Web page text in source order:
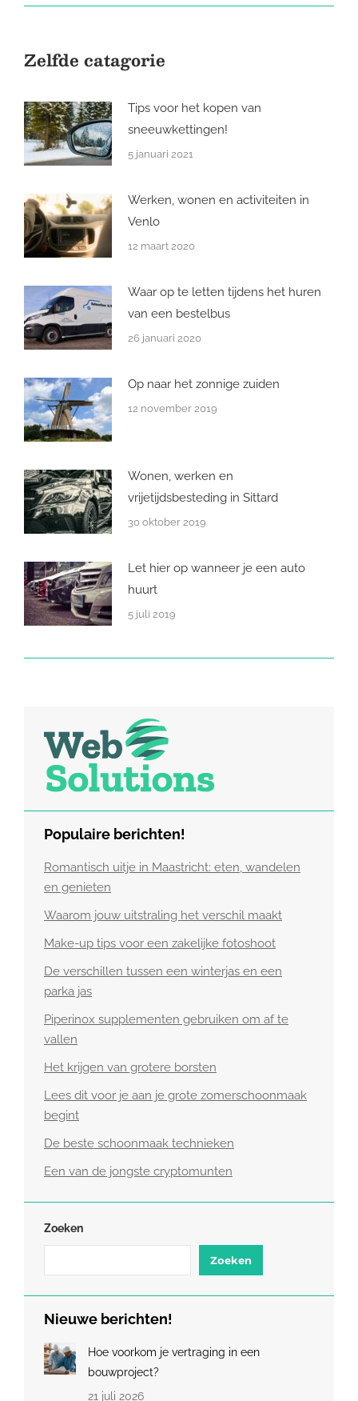
Zelfde catagorie
Tips voor het kopen van
sneeuwkettingen!
5 januari 2021
Werken, wonen en activiteiten in
Venlo
12 maart 2020
Waar op te letten tijdens het huren
van een bestelbus
26 januari 2020
Op naar het zonnige zuiden
12 november 2019
Wonen, werken en
vrijetijdsbesteding in Sittard
30 oktober 2019
Let hier op wanneer je een auto
huurt
5 juli 2019
Populaire berichten!
Romantisch uitje in Maastricht: eten, wandelen
en genieten
Waarom jouw uitstraling het verschil maakt
Make-up tips voor een zakelijke fotoshoot
De verschillen tussen een winterjas en een
parka jas
Piperinox supplementen gebruiken om af te
vallen
Het krijgen van grotere borsten
Lees dit voor je aan je grote zomerschoonmaak
begint
De beste schoonmaak technieken
Een van de jongste cryptomunten
Zoeken
Zoeken
Nieuwe berichten!
Hoe voorkom je vertraging in een
bouwproject?
21 juli 2026